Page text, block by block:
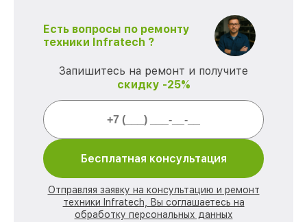
Есть вопросы по ремонту
техники Infratech ?
Запишитесь на ремонт и получите
скидку -25%
Бесплатная консультация
Отправляя заявку на консультацию и ремонт
техники Infratech, Вы соглашаетесь на
обработку персональных данных